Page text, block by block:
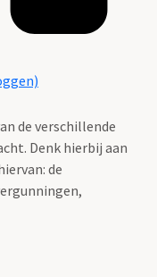
de verschillende
Denk hierbij aan
de